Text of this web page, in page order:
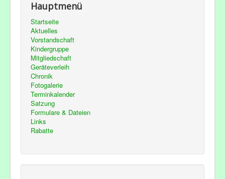
Hauptmenü
Startseite
Aktuelles
Vorstandschaft
Kindergruppe
Mitgliedschaft
Geräteverleih
Chronik
Fotogalerie
Terminkalender
Satzung
Formulare & Dateien
Links
Rabatte